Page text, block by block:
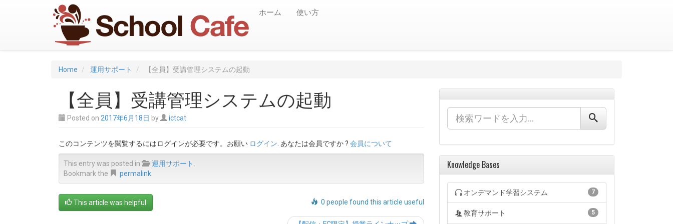
ホーム 使い方
Home 運用サポート 【全員】受講管理システムの起動
【全員】受講管理システムの起動
Posted on 2017年6月18日 by ictcat
このコンテンツを閲覧するにはログインが必要です。お願い ログイン . あなたは会員ですか ? 会員について
This entry was posted in 運用サポート
Bookmark the
permalink
0 people found this article useful
This article was helpful
Knowledge Bases
7
オンデマンド学習システム
5
教育サポート